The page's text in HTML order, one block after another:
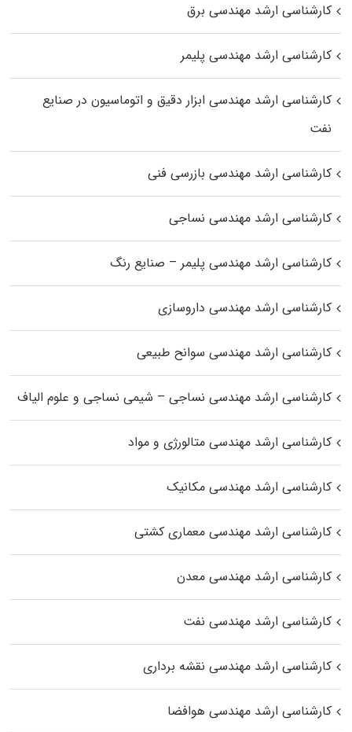
کارشناسی ارشد مهندسی برق
کارشناسی ارشد مهندسی پلیمر
کارشناسی ارشد مهندسی ابزار دقیق و اتوماسیون در صنایع
نفت
کارشناسی ارشد مهندسی بازرسی فنی
کارشناسی ارشد مهندسی نساجی
کارشناسی ارشد مهندسی پلیمر – صنایع رنگ
کارشناسی ارشد مهندسی داروسازی
کارشناسی ارشد مهندسی سوانح طبیعی
کارشناسی ارشد مهندسی نساجی – شیمی نساجی و علوم الیاف
کارشناسی ارشد مهندسی متالورژی و مواد
کارشناسی ارشد مهندسی مکانیک
کارشناسی ارشد مهندسی معماری کشتی
کارشناسی ارشد مهندسی معدن
کارشناسی ارشد مهندسی نفت
کارشناسی ارشد مهندسی نقشه برداری
کارشناسی ارشد مهندسی هوافضا